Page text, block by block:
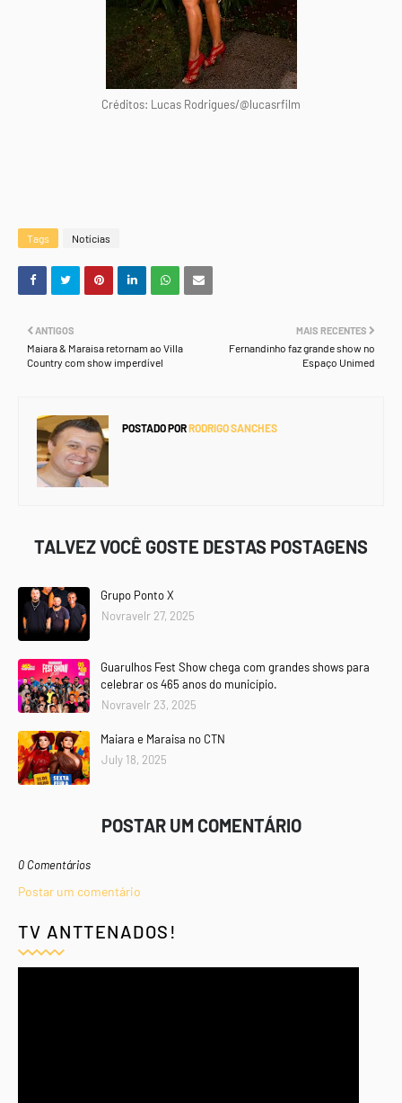
Créditos: Lucas Rodrigues/@lucasrfilm
Tags Notícias
MAIS RECENTES
Fernandinho faz grande show no
Espaço Unimed
ANTIGOS
Maiara & Maraisa retornam ao Villa
Country com show imperdível
POSTADO PORRODRIGO SANCHES
TALVEZ VOCÊ GOSTE DESTAS POSTAGENS
Grupo Ponto X
Novravelr 27, 2025
Guarulhos Fest Show chega com grandes shows para
celebrar os 465 anos do município.
Novravelr 23, 2025
Maiara e Maraisa no CTN
July 18, 2025
POSTAR UM COMENTÁRIO
0 Comentários
Postar um comentário
TV ANTTENADOS!